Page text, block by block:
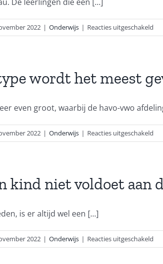
2022 | Onderwijs | Reacties uitgeschakeld
wordt het meest
even groot, waarbij de havo-vwo
2022 | Onderwijs | Reacties uitgeschakeld
het
kind niet voldoet aan
is er altijd wel een [...]
2022 | Onderwijs | Reacties uitgeschakeld